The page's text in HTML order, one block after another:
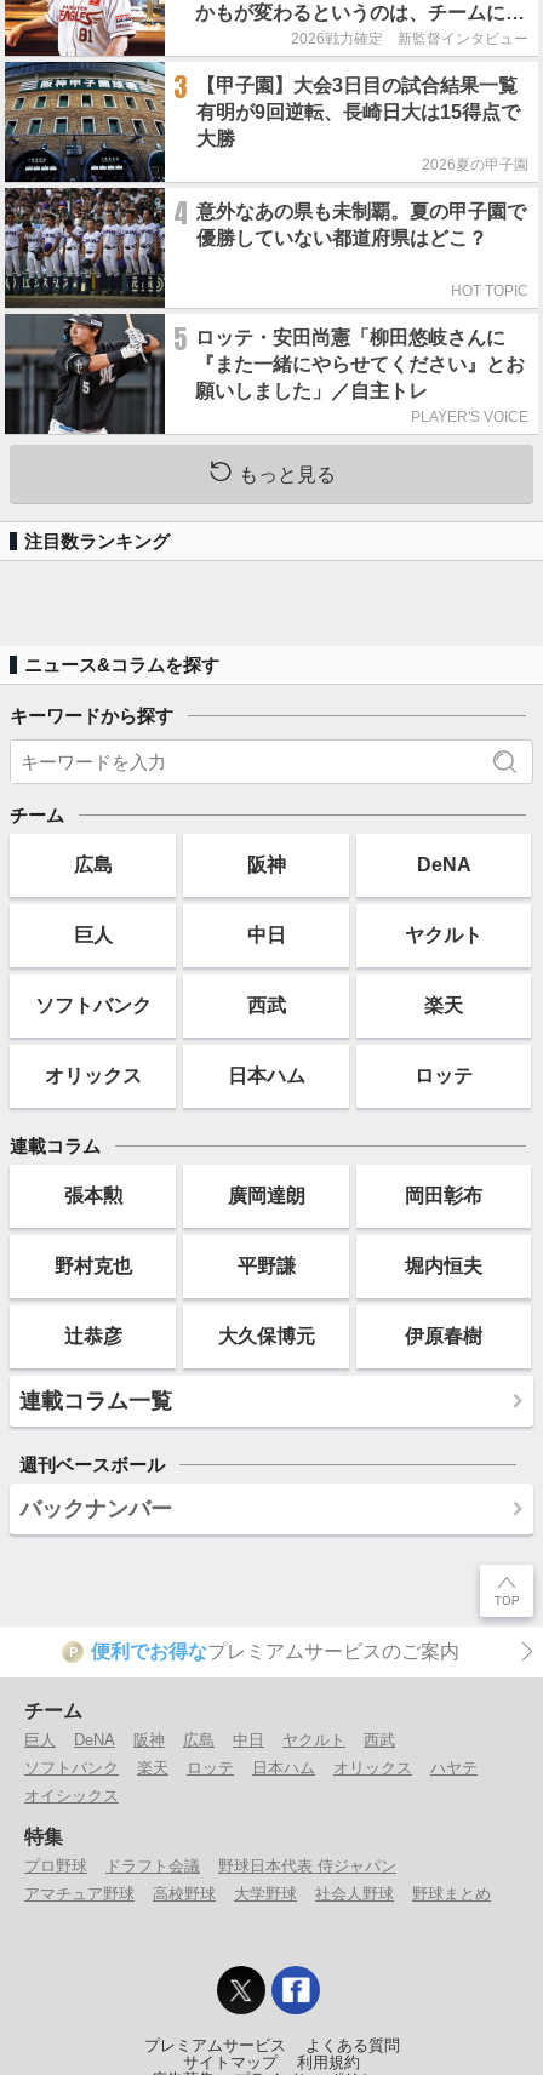
かもが変わるというのは、チームにと
って良くないことなんです」
2026戦力確定 新監督インタビュー
3
【甲子園】大会3日目の試合結果一覧
有明が9回逆転、長崎日大は15得点で
大勝
2026夏の甲子園
4 意外なあの県も未制覇。夏の甲子園で
優勝していない都道府県はどこ？
HOT TOPIC
5 ロッテ・安田尚憲「柳田悠岐さんに
『また一緒にやらせてください』とお
願いしました」／自主トレ
PLAYER'S VOICE
もっと見る
注目数ランキング
ニュース&コラムを探す
キーワードから探す
チーム
広島 阪神 DeNA
巨人 中日 ヤクルト
ソフトバンク 西武 楽天
オリックス 日本ハム ロッテ
連載コラム
張本勲 廣岡達朗 岡田彰布
野村克也 平野謙 堀内恒夫
辻恭彦 大久保博元 伊原春樹
連載コラム一覧
週刊ベースボール
バックナンバー
P 便利でお得なプレミアムサービスのご案内
チーム
巨人 DeNA 阪神 広島 中日 ヤクルト
西武
ソフトバンク
楽天 ロッテ 日本ハム オリックス
ハヤテ
オイシックス
特集
プロ野球 ドラフト会議
野球日本代表 侍ジャパン
アマチュア野球
高校野球 大学野球 社会人野球 野球まとめ
プレミアムサービス
よくある質問
サイトマップ
利用規約